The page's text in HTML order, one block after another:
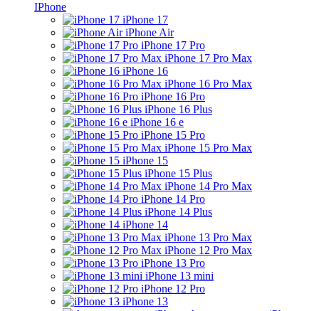
IPhone
iPhone 17
iPhone Air
iPhone 17 Pro
iPhone 17 Pro Max
iPhone 16
iPhone 16 Pro Max
iPhone 16 Pro
iPhone 16 Plus
iPhone 16 e
iPhone 15 Pro
iPhone 15 Pro Max
iPhone 15
iPhone 15 Plus
iPhone 14 Pro Max
iPhone 14 Pro
iPhone 14 Plus
iPhone 14
iPhone 13 Pro Max
iPhone 12 Pro Max
iPhone 13 Pro
iPhone 13 mini
iPhone 12 Pro
iPhone 13